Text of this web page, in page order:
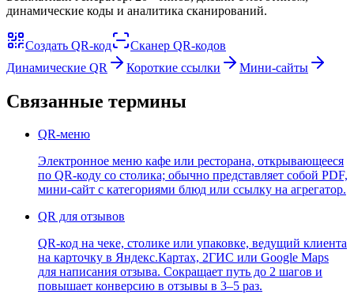
динамические коды и аналитика сканирований.
Создать QR-код
Сканер QR-кодов
Динамические QR
Короткие ссылки Мини-сайты
Связанные термины
QR-меню
Электронное меню кафе или ресторана, открывающееся
по QR-коду со столика; обычно представляет собой PDF,
мини-сайт с категориями блюд или ссылку на агрегатор.
QR для отзывов
QR-код на чеке, столике или упаковке, ведущий клиента
на карточку в Яндекс.Картах, 2ГИС или Google Maps
для написания отзыва. Сокращает путь до 2 шагов и
повышает конверсию в отзывы в 3–5 раз.